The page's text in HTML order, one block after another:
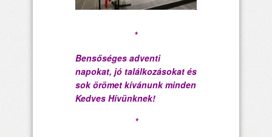
*
Bensőséges adventi
napokat, jó találkozásokat és
sok örömet kívánunk minden
Kedves Hívünknek!
*